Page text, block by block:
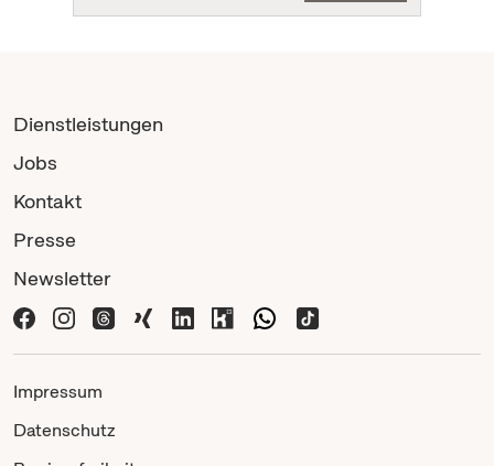
Dienstleistungen
Jobs
Kontakt
Presse
Newsletter
Impressum
Datenschutz